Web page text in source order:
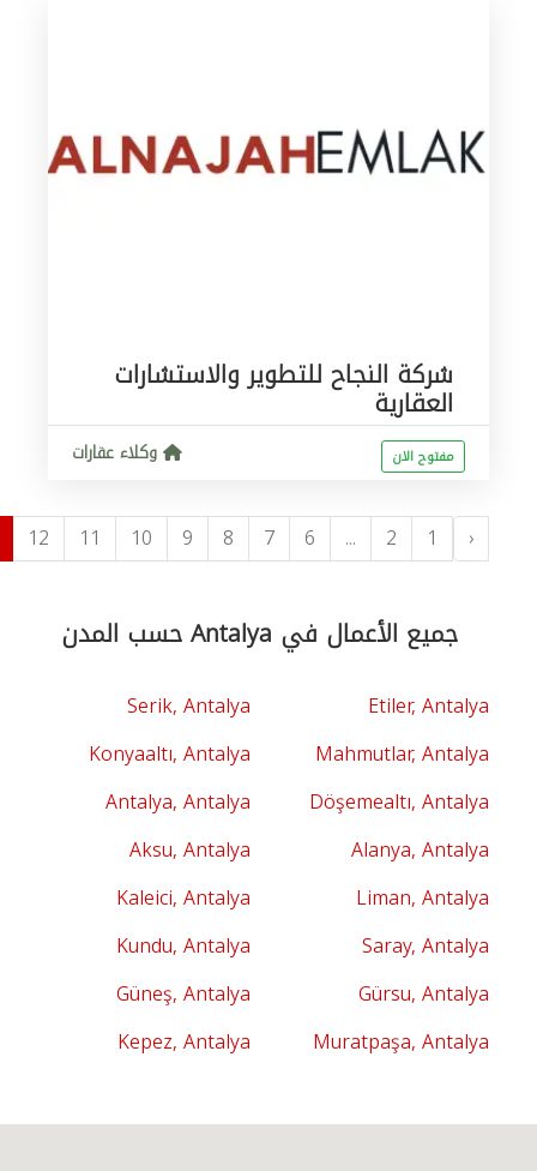
شركة النجاح للتطوير والاستشارات
العقارية
وكلاء عقارات مفتوح الان
‹
1
2
...
6
7
8
9
10
11
12
جميع الأعمال في Antalya حسب المدن
Etiler, Antalya
Serik, Antalya
Mahmutlar, Antalya
Konyaaltı, Antalya
Döşemealtı, Antalya
Antalya, Antalya
Alanya, Antalya
Aksu, Antalya
Liman, Antalya
Kaleici, Antalya
Saray, Antalya
Kundu, Antalya
Gürsu, Antalya
Güneş, Antalya
Muratpaşa, Antalya
Kepez, Antalya